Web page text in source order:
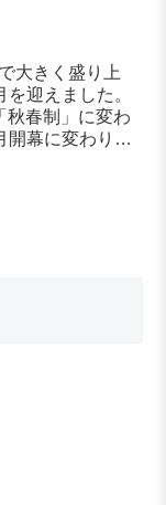
大きく盛り上
迎えました。
秋春制」に変わ
開幕に変わりま